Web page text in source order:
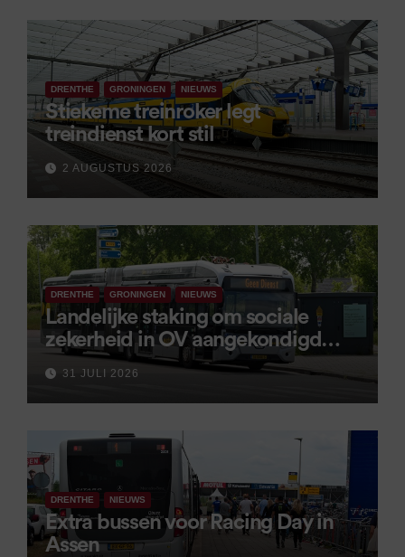
DRENTHE GRONINGEN NIEUWS
Stiekeme treinroker legt
treindienst kort stil
2 AUGUSTUS 2026
DRENTHE GRONINGEN NIEUWS
Landelijke staking om sociale
zekerheid in OV aangekondigd
voor 9 september
31 JULI 2026
DRENTHE NIEUWS
Extra bussen voor Racing Day in
Assen